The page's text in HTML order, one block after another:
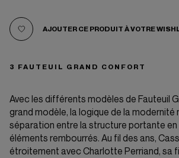
AJOUTER CE PRODUIT À VOTRE
3 FAUTEUIL GRAND CONFORT
Avec les différents modèles de Fauteuil
grand modèle, la logique de la
séparation entre la structure portante en
éléments rembourrés. Au fil des ans,
étroitement avec Charlotte Perriand, sa